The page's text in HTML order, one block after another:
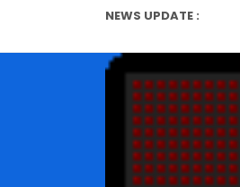
NEWS UPDATE :